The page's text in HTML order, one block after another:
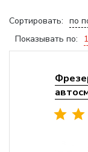
Сортировать: по
Показывать по: